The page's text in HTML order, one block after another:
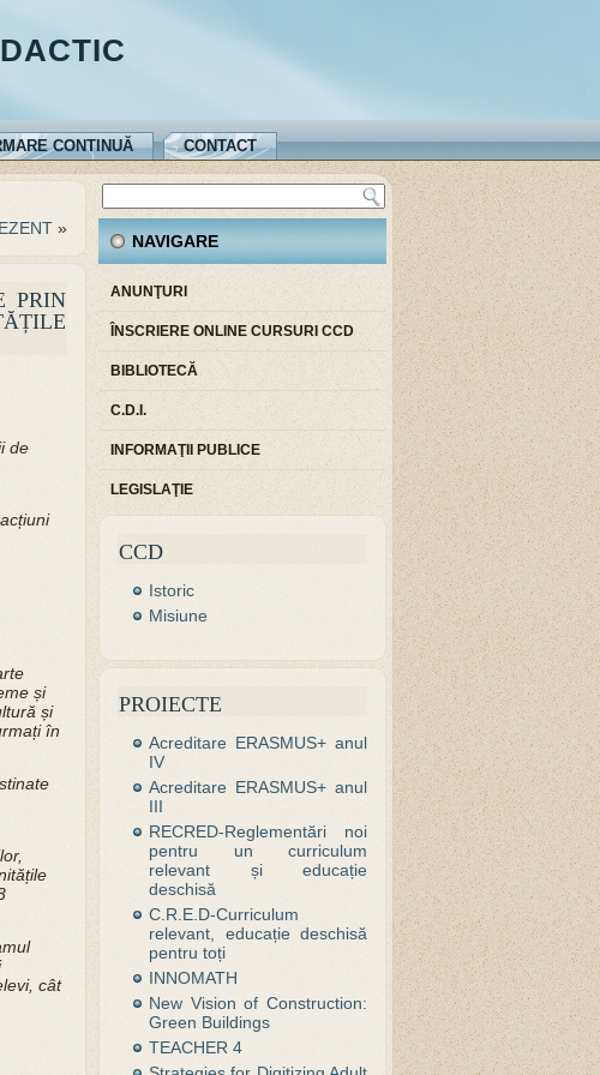
CONTINUĂ CONTACT
»
PRIN
de
și
și
în
cât
NAVIGARE
ANUNŢURI
ÎNSCRIERE ONLINE CURSURI CCD
BIBLIOTECĂ
C.D.I.
INFORMAŢII PUBLICE
LEGISLAŢIE
CCD
Istoric
Misiune
PROIECTE
Acreditare ERASMUS+ anul
IV
Acreditare ERASMUS+ anul
III
RECRED-Reglementări noi
pentru un curriculum
relevant și educație
deschisă
C.R.E.D-Curriculum
relevant, educație deschisă
pentru toți
INNOMATH
New Vision of Construction:
Green Buildings
TEACHER 4